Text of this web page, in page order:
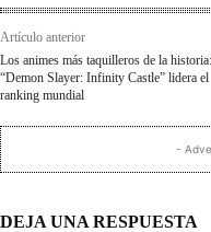
Artículo anterior
Los animes más taquilleros de la historia:
“Demon Slayer: Infinity Castle” lidera el
ranking mundial
-
DEJA UNA RESPUESTA